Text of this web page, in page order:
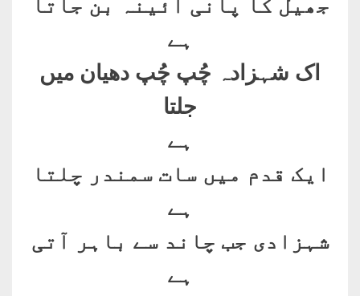
جھیل کا پانی آئینہ بن جاتا
ہے
اک شہزادہ چُپ چُپ دھیان میں
جلتا
ہے
ایک قدم میں سات سمندر چلتا
ہے
شہزادی جب چاند سے باہر آتی
ہے